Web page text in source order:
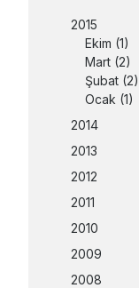
2015
Ekim (1)
Mart (2)
Şubat (2)
Ocak (1)
2014
2013
2012
2011
2010
2009
2008